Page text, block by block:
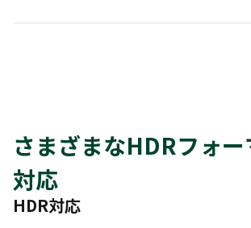
さまざまなHDRフォ
対応
HDR対応